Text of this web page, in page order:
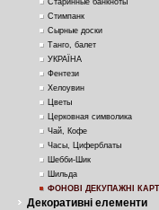
Старинные банкноты
Стимпанк
Сырные доски
Танго, балет
УКРАЇНА
Фентези
Хелоувин
Цветы
Церковная символика
Чай, Кофе
Часы, Циферблаты
Шебби-Шик
Шильда
ФОНОВІ ДЕКУПАЖНІ
Декоративні елементи